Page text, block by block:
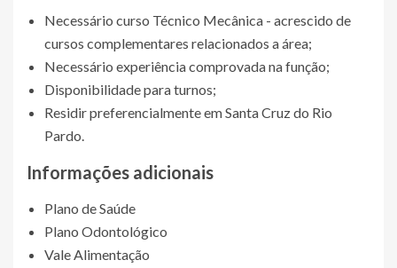
Necessário curso Técnico Mecânica - acrescido de
cursos complementares relacionados a área;
Necessário experiência comprovada na função;
Disponibilidade para turnos;
Residir preferencialmente em Santa Cruz do Rio
Pardo.
Informações adicionais
Plano de Saúde
Plano Odontológico
Vale Alimentação